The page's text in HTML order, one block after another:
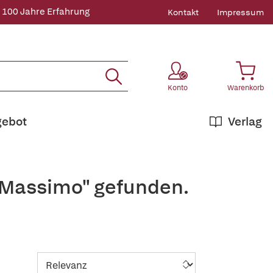
100 Jahre Erfahrung Kontakt Impressum
Konto Warenkorb
Verlag
gefunden.